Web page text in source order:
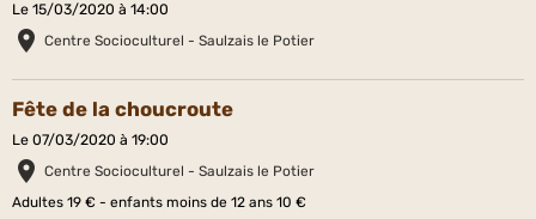
Le 15/03/2020 à 14:00
Centre Socioculturel - Saulzais le Potier
Fête de la choucroute
Le 07/03/2020 à 19:00
Centre Socioculturel - Saulzais le Potier
Adultes 19 € - enfants moins de 12 ans 10 €